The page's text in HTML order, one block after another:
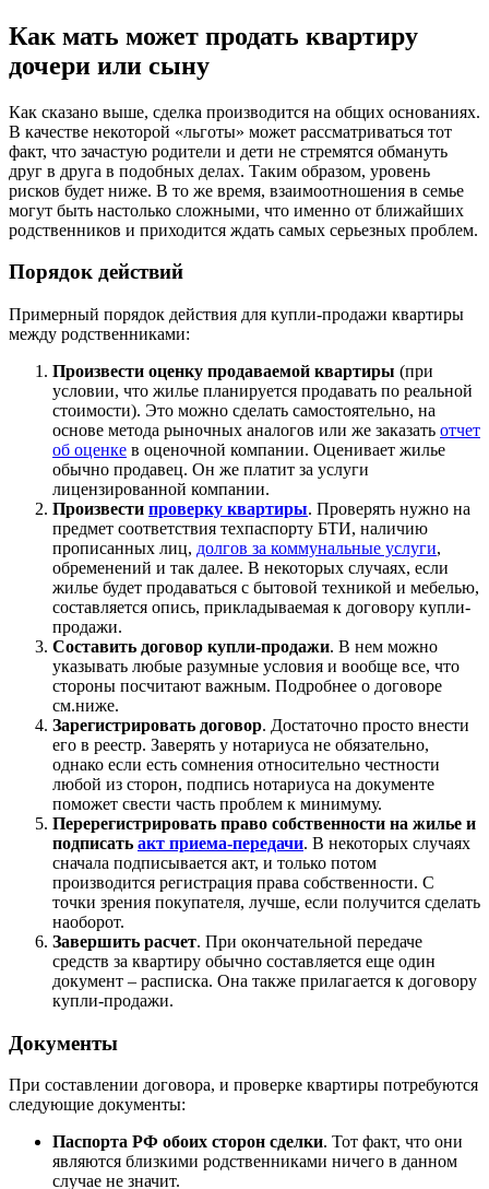
Как мать может продать квартиру
дочери или сыну
Как сказано выше, сделка производится на общих основаниях.
В качестве некоторой «льготы» может рассматриваться тот
факт, что зачастую родители и дети не стремятся обмануть
друг в друга в подобных делах. Таким образом, уровень
рисков будет ниже. В то же время, взаимоотношения в семье
могут быть настолько сложными, что именно от ближайших
родственников и приходится ждать самых серьезных проблем.
Порядок действий
Примерный порядок действия для купли-продажи квартиры
между родственниками:
Произвести оценку продаваемой квартиры (при
условии, что жилье планируется продавать по реальной
стоимости). Это можно сделать самостоятельно, на
основе метода рыночных аналогов или же заказать отчет
об оценке в оценочной компании. Оценивает жилье
обычно продавец. Он же платит за услуги
лицензированной компании.
Произвести проверку квартиры. Проверять нужно на
предмет соответствия техпаспорту БТИ, наличию
прописанных лиц, долгов за коммунальные услуги,
обременений и так далее. В некоторых случаях, если
жилье будет продаваться с бытовой техникой и мебелью,
составляется опись, прикладываемая к договору купли-
продажи.
Составить договор купли-продажи. В нем можно
указывать любые разумные условия и вообще все, что
стороны посчитают важным. Подробнее о договоре
см.ниже.
Зарегистрировать договор. Достаточно просто внести
его в реестр. Заверять у нотариуса не обязательно,
однако если есть сомнения относительно честности
любой из сторон, подпись нотариуса на документе
поможет свести часть проблем к минимуму.
Перерегистрировать право собственности на жилье и
подписать акт приема-передачи. В некоторых случаях
сначала подписывается акт, и только потом
производится регистрация права собственности. С
точки зрения покупателя, лучше, если получится сделать
наоборот.
Завершить расчет. При окончательной передаче
средств за квартиру обычно составляется еще один
документ – расписка. Она также прилагается к договору
купли-продажи.
Документы
При составлении договора, и проверке квартиры потребуются
следующие документы:
Паспорта РФ обоих сторон сделки. Тот факт, что они
являются близкими родственниками ничего в данном
случае не значит.